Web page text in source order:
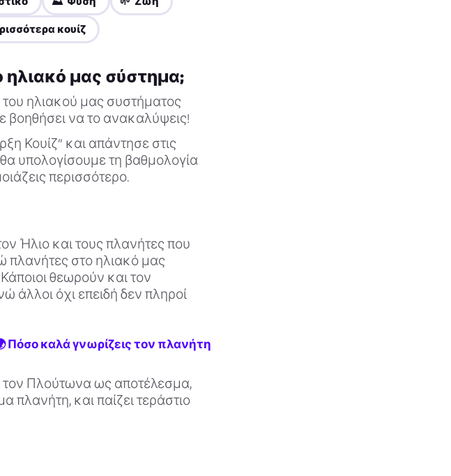
κουίζ
ηλιακό μας σύστημα;
ηλιακού μας συστήματος
βοηθήσει να το ανακαλύψεις!
Κουίζ” και απάντησε στις
υπολογίσουμε τη βαθμολογία
περισσότερο.
Ήλιο και τους πλανήτες που
πλανήτες στο ηλιακό μας
θεωρούν και τον
άλλοι όχι επειδή δεν πληροί
Πόσο καλά γνωρίζεις τον πλανήτη
τον Πλούτωνα ως αποτέλεσμα,
και παίζει τεράστιο